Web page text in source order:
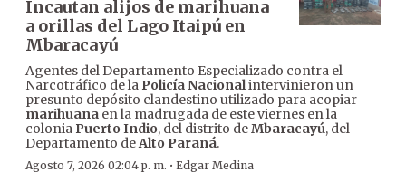
Incautan alijos de marihuana
a orillas del Lago Itaipú en
Mbaracayú
Agentes del Departamento Especializado contra el
Narcotráfico de la Policía Nacionalintervinieron un
presunto depósito clandestino utilizado para acopiar
marihuana en la madrugada de este viernes en la
colonia Puerto Indio, del distrito deMbaracayú, del
Departamento deAlto Paraná.
Agosto 7, 2026 02:04 p. m. · Edgar Medina